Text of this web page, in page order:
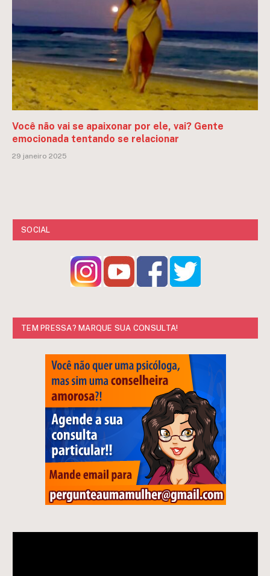
Você não vai se apaixonar por ele, vai? Gente
emocionada tentando se relacionar
29 janeiro 2025
SOCIAL
TEM PRESSA? MARQUE SUA CONSULTA!